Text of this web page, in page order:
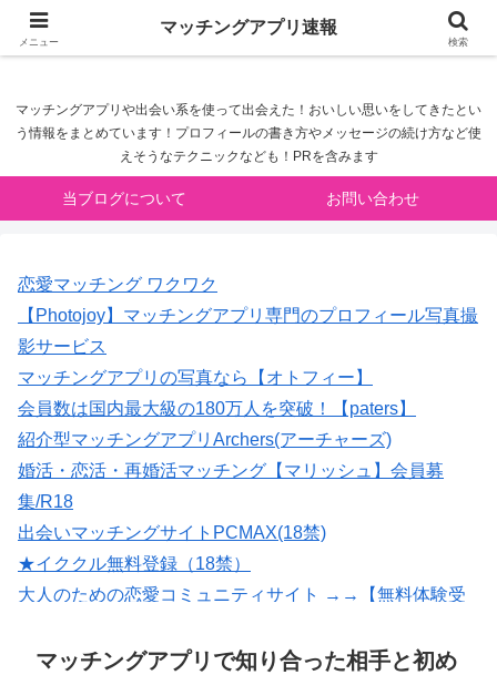
マッチングアプリ速報
マッチングアプリや出会い系を使って出会えた！おいしい思いをしてきたとい
う情報をまとめています！プロフィールの書き方やメッセージの続け方など使
えそうなテクニックなども！PRを含みます
当ブログについて お問い合わせ
恋愛マッチング ワクワク
【Photojoy】マッチングアプリ専門のプロフィール写真撮
影サービス
マッチングアプリの写真なら【オトフィー】
会員数は国内最大級の180万人を突破！【paters】
紹介型マッチングアプリArchers(アーチャーズ)
婚活・恋活・再婚活マッチング【マリッシュ】会員募
集/R18
出会いマッチングサイトPCMAX(18禁)
★イククル無料登録（18禁）
大人のための恋愛コミュニティサイト →→【無料体験受
いいねがもらえる写真を撮影【マッチングフォト】
マッチングアプリで知り合った相手と初め
メニュー
マッチングアプリ速報
検索